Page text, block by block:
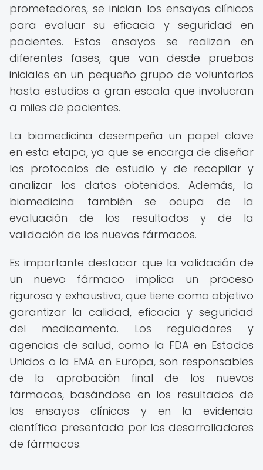
prometedores, se inician los ensayos clínicos
para evaluar su eficacia y seguridad en
pacientes. Estos ensayos se realizan en
diferentes fases, que van desde pruebas
iniciales en un pequeño grupo de voluntarios
hasta estudios a gran escala que involucran
a miles de pacientes.
La biomedicina desempeña un papel clave
en esta etapa, ya que se encarga de diseñar
los protocolos de estudio y de recopilar y
analizar los datos obtenidos. Además, la
biomedicina también se ocupa de la
evaluación de los resultados y de la
validación de los nuevos fármacos.
Es importante destacar que la validación de
un nuevo fármaco implica un proceso
riguroso y exhaustivo, que tiene como objetivo
garantizar la calidad, eficacia y seguridad
del medicamento. Los reguladores y
agencias de salud, como la FDA en Estados
Unidos o la EMA en Europa, son responsables
de la aprobación final de los nuevos
fármacos, basándose en los resultados de
los ensayos clínicos y en la evidencia
científica presentada por los desarrolladores
de fármacos.